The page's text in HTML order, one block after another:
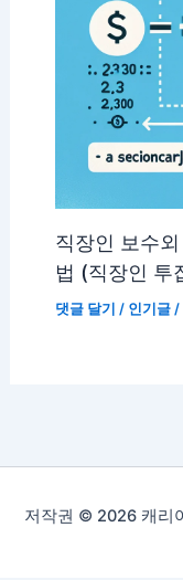
직장인 보수
법 (직장인 투
댓글 달기 / 인기글/
저작권 © 2026 캐리